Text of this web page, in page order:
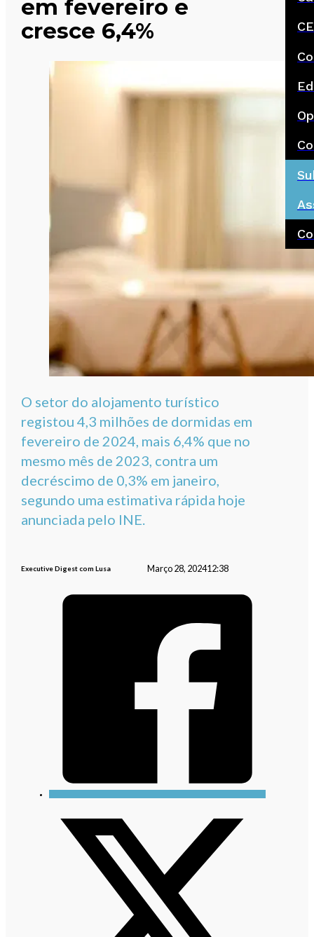
em fevereiro e
cresce 6,4%
O setor do alojamento turístico
registou 4,3 milhões de dormidas em
fevereiro de 2024, mais 6,4% que no
mesmo mês de 2023, contra um
decréscimo de 0,3% em janeiro,
segundo uma estimativa rápida hoje
anunciada pelo INE.
Executive Digest com Lusa Março 28, 202412:38